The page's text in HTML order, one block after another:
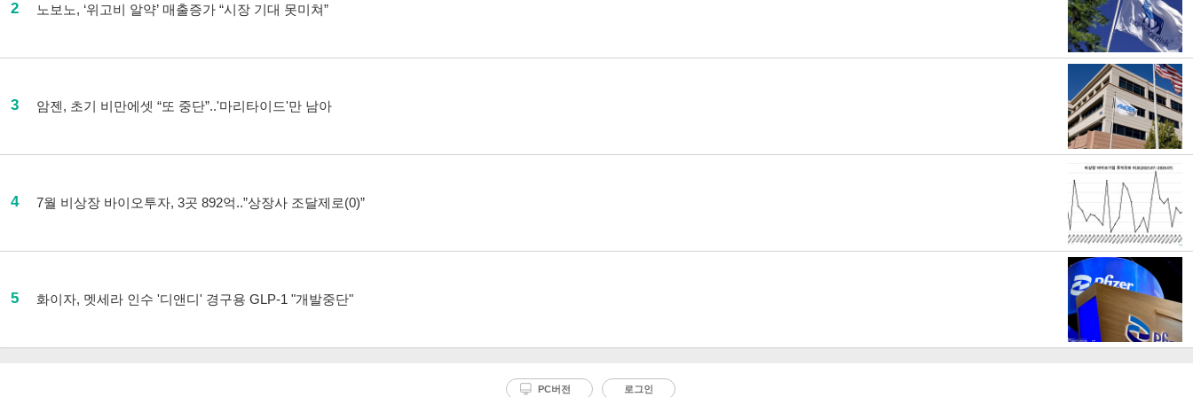
2 노보노, ‘위고비 알약’ 매출증가 “시장 기대 못미쳐”
3 암젠, 초기 비만에셋 “또 중단”..'마리타이드'만 남아
4 7월 비상장 바이오투자, 3곳 892억..”상장사 조달제로(0)”
5 화이자, 멧세라 인수 '디앤디' 경구용 GLP-1 "개발중단"
PC버전 로그인